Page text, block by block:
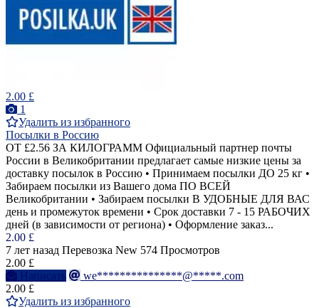
2.00 £
1
Удалить из избранного
Посылки в Россию
ОТ £2.56 ЗА КИЛОГРАММ Официальный партнер почты
России в Великобритании предлагает самые низкие цены за
доставку посылок в Россию • Принимаем посылки ДО 25 кг •
Забираем посылки из Вашего дома ПО ВСЕЙ
Великобритании • Забираем посылки В УДОБНЫЕ ДЛЯ ВАС
день и промежуток времени • Срок доставки 7 - 15 РАБОЧИХ
дней (в зависимости от региона) • Оформление заказ...
2.00 £
7 лет назад Перевозка New 574 Просмотров
2.00 £
Написать
we***************@*****.com
2.00 £
Удалить из избранного